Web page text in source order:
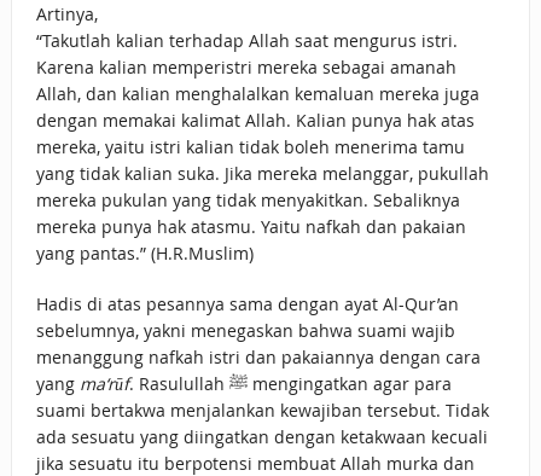
Artinya,
“Takutlah kalian terhadap Allah saat mengurus istri.
Karena kalian memperistri mereka sebagai amanah
Allah, dan kalian menghalalkan kemaluan mereka juga
dengan memakai kalimat Allah. Kalian punya hak atas
mereka, yaitu istri kalian tidak boleh menerima tamu
yang tidak kalian suka. Jika mereka melanggar, pukullah
mereka pukulan yang tidak menyakitkan. Sebaliknya
mereka punya hak atasmu. Yaitu nafkah dan pakaian
yang pantas.” (H.R.Muslim)
Hadis di atas pesannya sama dengan ayat Al-Qur’an
sebelumnya, yakni menegaskan bahwa suami wajib
menanggung nafkah istri dan pakaiannya dengan cara
yang ma‘rūf. Rasulullah ﷺ mengingatkan agar para
suami bertakwa menjalankan kewajiban tersebut. Tidak
ada sesuatu yang diingatkan dengan ketakwaan kecuali
jika sesuatu itu berpotensi membuat Allah murka dan